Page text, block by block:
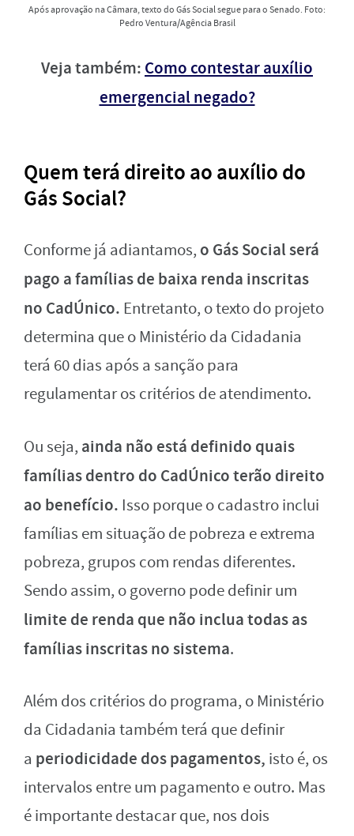
Após aprovação na Câmara, texto do Gás Social segue para o Senado. Foto:
Pedro Ventura/Agência Brasil
Veja também: Como contestar auxílio
emergencial negado?
Quem terá direito ao auxílio do
Gás Social?
Conforme já adiantamos, o Gás Social será
pago a famílias de baixa renda inscritas
no CadÚnico. Entretanto, o texto do projeto
determina que o Ministério da Cidadania
terá 60 dias após a sanção para
regulamentar os critérios de atendimento.
Ou seja, ainda não está definido quais
famílias dentro do CadÚnico terão direito
ao benefício. Isso porque o cadastro inclui
famílias em situação de pobreza e extrema
pobreza, grupos com rendas diferentes.
Sendo assim, o governo pode definir um
limite de renda que não inclua todas as
famílias inscritas no sistema.
Além dos critérios do programa, o Ministério
da Cidadania também terá que definir
a periodicidade dos pagamentos, isto é, os
intervalos entre um pagamento e outro. Mas
é importante destacar que, nos dois